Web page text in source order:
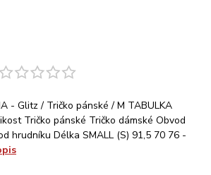
- Glitz / Tričko pánské / M TABULKA
Tričko pánské Tričko dámské Obvod
hrudníku Délka SMALL (S) 91,5 70 76 -